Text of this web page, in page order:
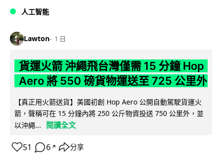
人工智能
Lawton 1 日
貨運火箭 沖繩飛台灣僅需 15 分鐘 Hop
Aero 將 550 磅貨物運送至 725 公里外
【真正用火箭送貨】美國初創 Hop Aero 公開自動駕駛貨運火
箭，聲稱可在 15 分鐘內將 250 公斤物資投送 750 公里外，並
以沖繩...
閱讀全文
51 6 ↗ 分享